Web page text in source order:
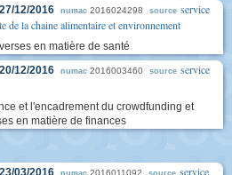
27/12/2016 numac 2016024298 source service
de la chaine alimentaire et environnement
en matière de santé
20/12/2016 numac 2016003460 source service
et l'encadrement du crowdfunding et
en matière de finances
23/03/2016 2016011092
service